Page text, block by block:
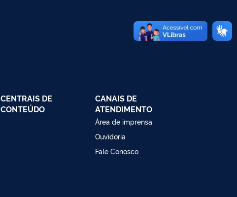
CENTRAIS DE
CONTEÚDO
CANAIS DE
ATENDIMENTO
Área de imprensa
Ouvidoria
Fale Conosco